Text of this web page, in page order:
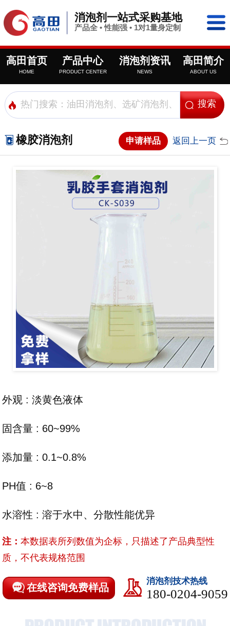
消泡剂一站式采购基地
产品全 • 性能强 • 1对1量身定制
高田首页
HOME
产品中心
PRODUCT CENTER
消泡剂资讯
NEWS
高田简介
ABOUT US
橡胶消泡剂 申请样品 返回上一页
外观 : 淡黄色液体
固含量 : 60~99%
添加量 : 0.1~0.8%
PH值 : 6~8
水溶性 : 溶于水中、分散性能优异
注：本数据表所列数值为企标，只描述了产品典型性
质，不代表规格范围
在线咨询免费样品
消泡剂技术热线
180-0204-9059